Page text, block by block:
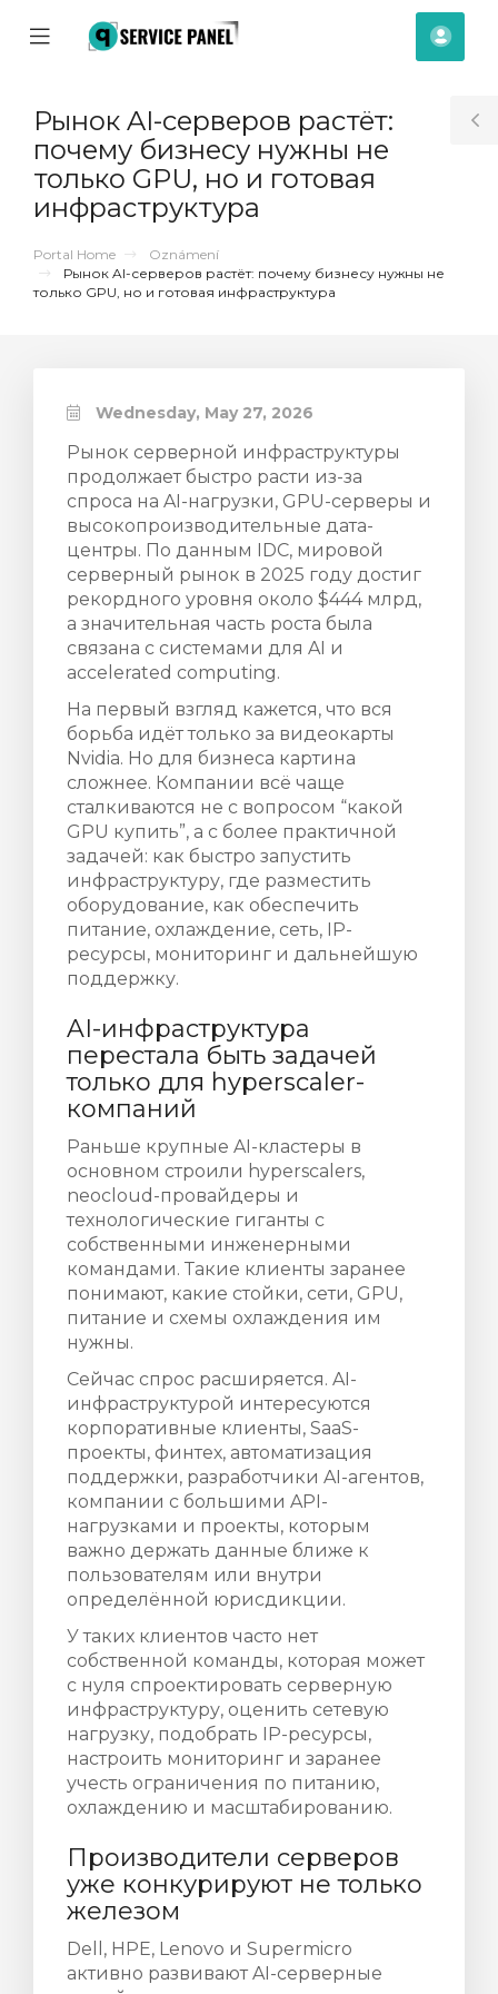
Mobile
Účet
Рынок AI-серверов растёт:
почему бизнесу нужны не
только GPU, но и готовая
инфраструктура
Portal Home
Oznámení
Рынок AI-серверов растёт: почему бизнесу нужны не
только GPU, но и готовая инфраструктура
Wednesday, May 27, 2026
Рынок серверной инфраструктуры
продолжает быстро расти из-за
спроса на AI-нагрузки, GPU-серверы и
высокопроизводительные дата-
центры. По данным IDC, мировой
серверный рынок в 2025 году достиг
рекордного уровня около $444 млрд,
а значительная часть роста была
связана с системами для AI и
accelerated computing.
На первый взгляд кажется, что вся
борьба идёт только за видеокарты
Nvidia. Но для бизнеса картина
сложнее. Компании всё чаще
сталкиваются не с вопросом “какой
GPU купить”, а с более практичной
задачей: как быстро запустить
инфраструктуру, где разместить
оборудование, как обеспечить
питание, охлаждение, сеть, IP-
ресурсы, мониторинг и дальнейшую
поддержку.
AI-инфраструктура
перестала быть задачей
только для hyperscaler-
компаний
Раньше крупные AI-кластеры в
основном строили hyperscalers,
neocloud-провайдеры и
технологические гиганты с
собственными инженерными
командами. Такие клиенты заранее
понимают, какие стойки, сети, GPU,
питание и схемы охлаждения им
нужны.
Сейчас спрос расширяется. AI-
инфраструктурой интересуются
корпоративные клиенты, SaaS-
проекты, финтех, автоматизация
поддержки, разработчики AI-агентов,
компании с большими API-
нагрузками и проекты, которым
важно держать данные ближе к
пользователям или внутри
определённой юрисдикции.
У таких клиентов часто нет
собственной команды, которая может
с нуля спроектировать серверную
инфраструктуру, оценить сетевую
нагрузку, подобрать IP-ресурсы,
настроить мониторинг и заранее
учесть ограничения по питанию,
охлаждению и масштабированию.
Производители серверов
уже конкурируют не только
железом
Dell, HPE, Lenovo и Supermicro
активно развивают AI-серверные